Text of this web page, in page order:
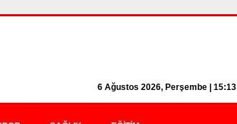
6 Ağustos 2026, Perşembe | 15:14